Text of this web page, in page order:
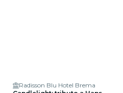
Radisson Blu Hotel Brema